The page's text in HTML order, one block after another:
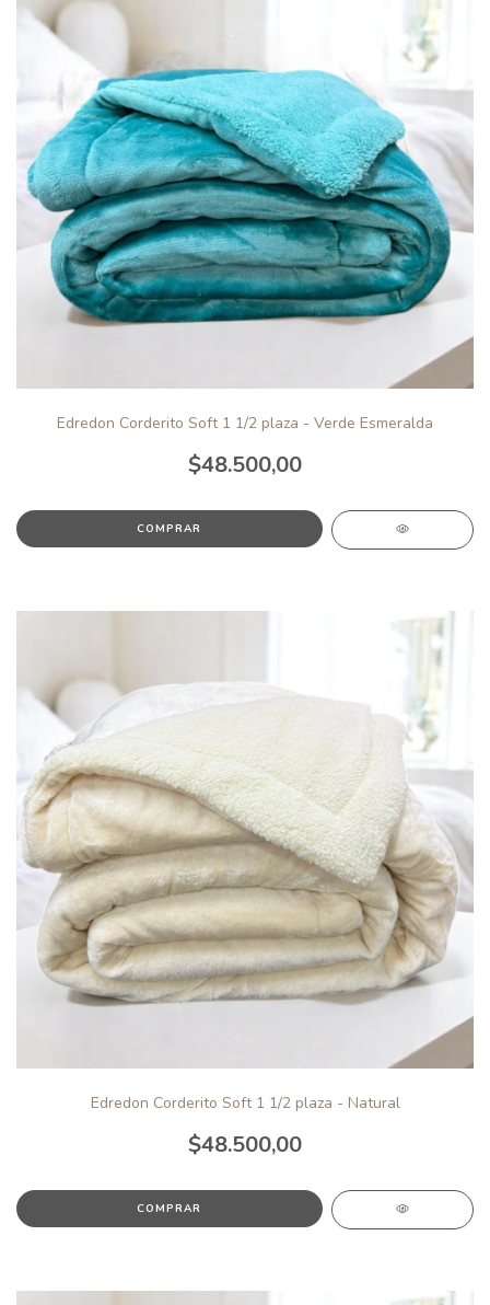
Edredon Corderito Soft 1 1/2 plaza - Verde Esmeralda
$48.500,00
Edredon Corderito Soft 1 1/2 plaza - Natural
$48.500,00